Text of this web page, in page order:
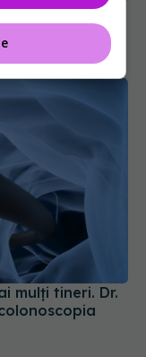
pot distruge
mulți tineri. Dr.